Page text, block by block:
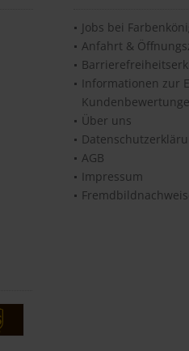
Jobs bei
Anfahrt &
Informationen zur
Über uns
AGB
Impressum